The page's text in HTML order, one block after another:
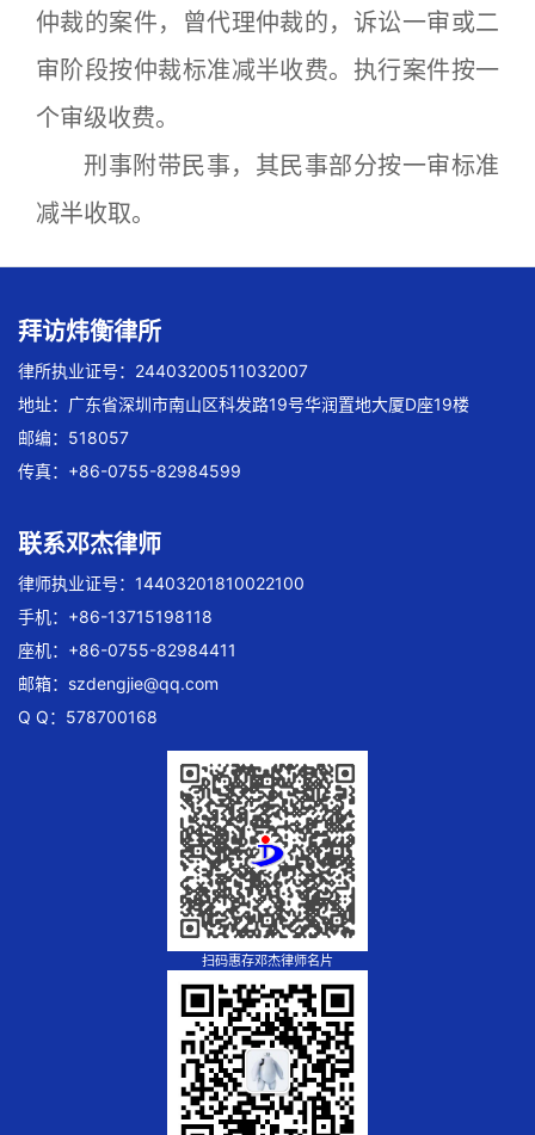
仲裁的案件，曾代理仲裁的，诉讼一审或二
审阶段按仲裁标准减半收费。执行案件按一
个审级收费。
刑事附带民事，其民事部分按一审标准
减半收取。
拜访炜衡律所
律所执业证号：24403200511032007
地址：广东省深圳市南山区科发路19号华润置地大厦D座19楼
邮编：518057
传真：+86-0755-82984599
联系邓杰律师
律师执业证号：14403201810022100
手机：+86-13715198118
座机：+86-0755-82984411
邮箱： szdengjie@qq.com
Q Q：578700168
扫码惠存邓杰律师名片